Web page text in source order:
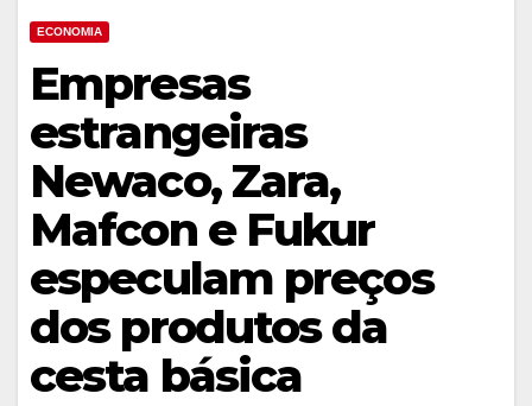
ECONOMIA
Empresas
estrangeiras
Newaco, Zara,
Mafcon e Fukur
especulam preços
dos produtos da
cesta básica